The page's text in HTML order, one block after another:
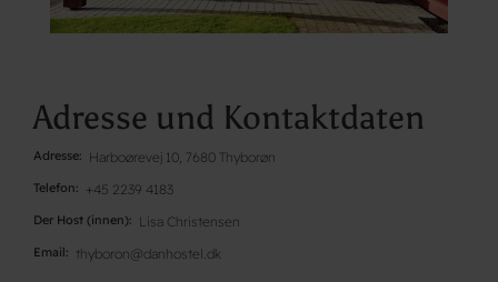
Adresse und Kontaktdaten
Adresse Harboørevej 10, 7680 Thyborøn
Telefon +45 2239 4183
Der Host (innen) Lisa Christensen
Email thyboron@danhostel.dk